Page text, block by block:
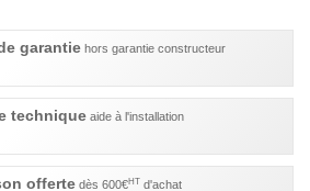
garantie hors garantie constructeur
technique aide à l'installation
offerte dès 600€HT d'achat